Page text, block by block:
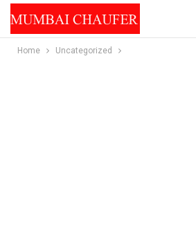
Home Uncategorized